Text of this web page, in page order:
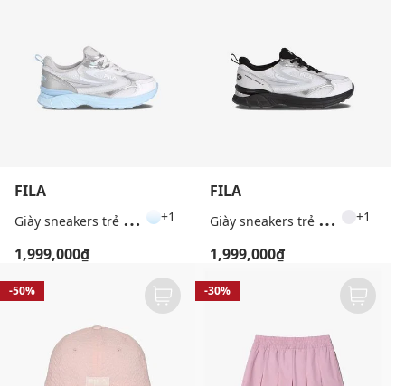
FILA
G
iày sneakers trẻ em cổ thấp Daze Run +1
1,999,000₫
FILA
G
iày sneakers trẻ em cổ thấp Daze Run +1
1,999,000₫
-50% -30%